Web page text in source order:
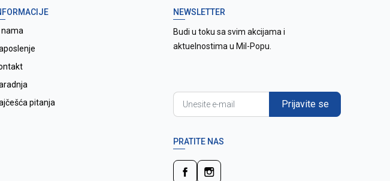
nama
pitanja
NEWSLETTER
Budi u toku sa svim akcijama i
aktuelnostima u Mil-Popu.
Prijavite se
PRATITE NAS